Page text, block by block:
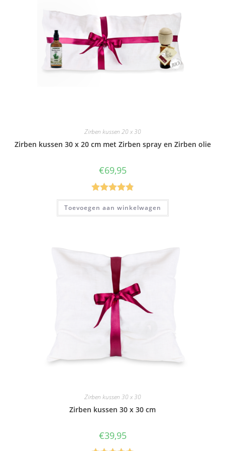
Zirben kussen 20 x 30
Zirben kussen 30 x 20 cm met Zirben spray en Zirben olie
€69,95
Gewaardeer
d 4.83uit 5
Toevoegen aan winkelwagen
Zirben kussen 30 x 30
Zirben kussen 30 x 30 cm
€39,95